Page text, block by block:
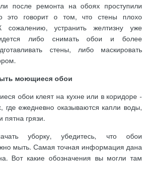
после ремонта на обоях проступили
это говорит о том, что стены плохо
сожалению, устранить желтизну уже
либо снимать обои и более
стены, либо маскировать
моющиеся обои
обои клеят на кухне или в коридоре -
где ежедневно оказываются капли воды,
пятна грязи.
уборку, убедитесь, что обои
мыть. Самая точная информация дана
Вот какие обозначения вы могли там